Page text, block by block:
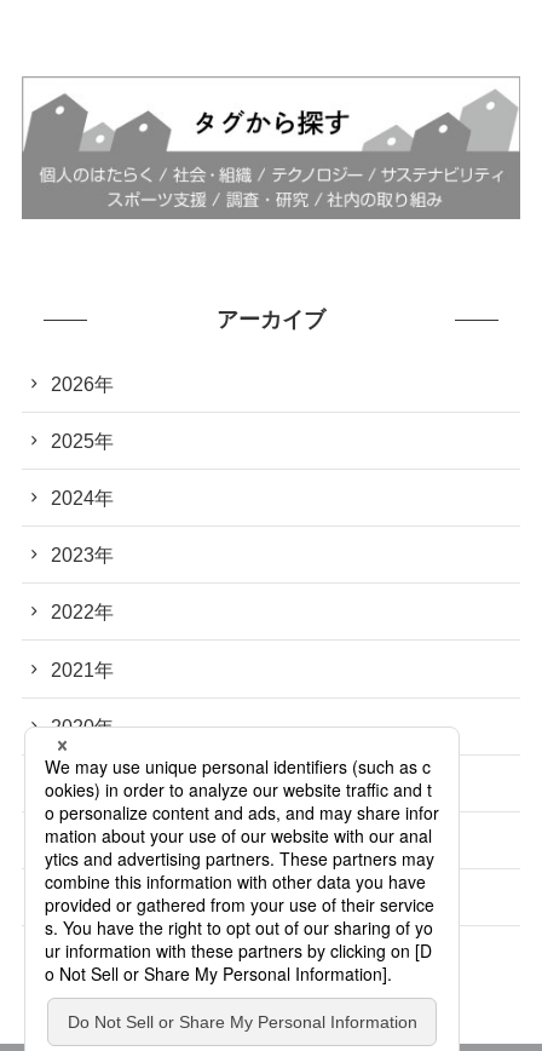
アーカイブ
2026年
2025年
2024年
2023年
2022年
2021年
2020年
2019年
2018年
2017年